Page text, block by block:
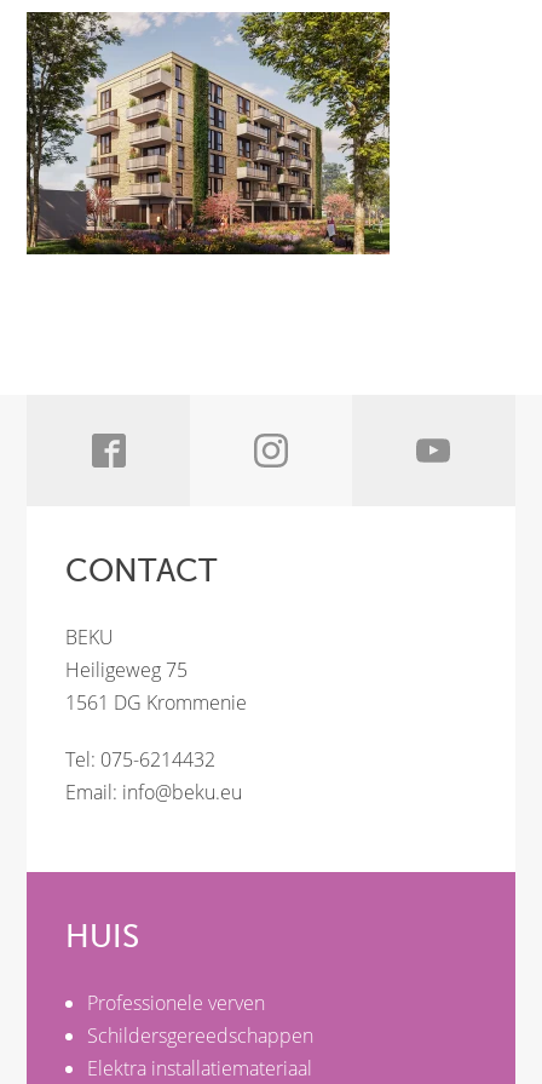
CONTACT
BEKU
Heiligeweg 75
1561 DG Krommenie
Tel: 075-6214432
Email: info@beku.eu
HUIS
Professionele verven
Schildersgereedschappen
Elektra installatiemateriaal